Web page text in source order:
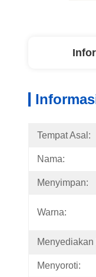
Tempat Asal:
Nama:
Menyimpan:
Warna:
Menyoroti: